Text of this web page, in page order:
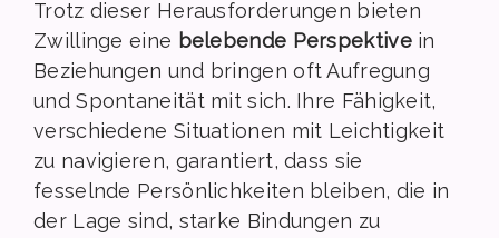
Trotz dieser Herausforderungen bieten
Zwillinge eine belebende Perspektivein
Beziehungen und bringen oft Aufregung
und Spontaneität mit sich. Ihre Fähigkeit,
verschiedene Situationen mit Leichtigkeit
zu navigieren, garantiert, dass sie
fesselnde Persönlichkeiten bleiben, die in
der Lage sind, starke Bindungen zu